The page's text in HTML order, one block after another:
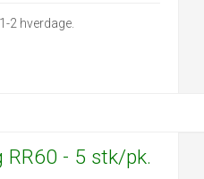
2 hverdage.
RR60 - 5 stk/pk.